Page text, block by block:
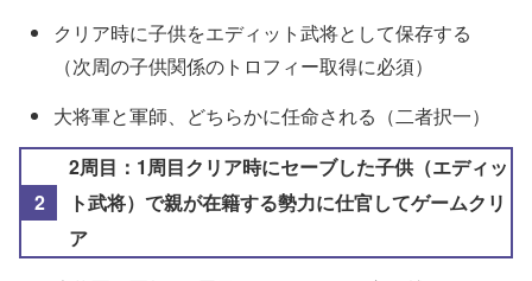
クリア時に子供をエディット武将として保存する
（次周の子供関係のトロフィー取得に必須）
大将軍と軍師、どちらかに任命される（二者択一）
2周目：1周目クリア時にセーブした子供（エディッ
ト武将）で親が在籍する勢力に仕官してゲームクリ
ア